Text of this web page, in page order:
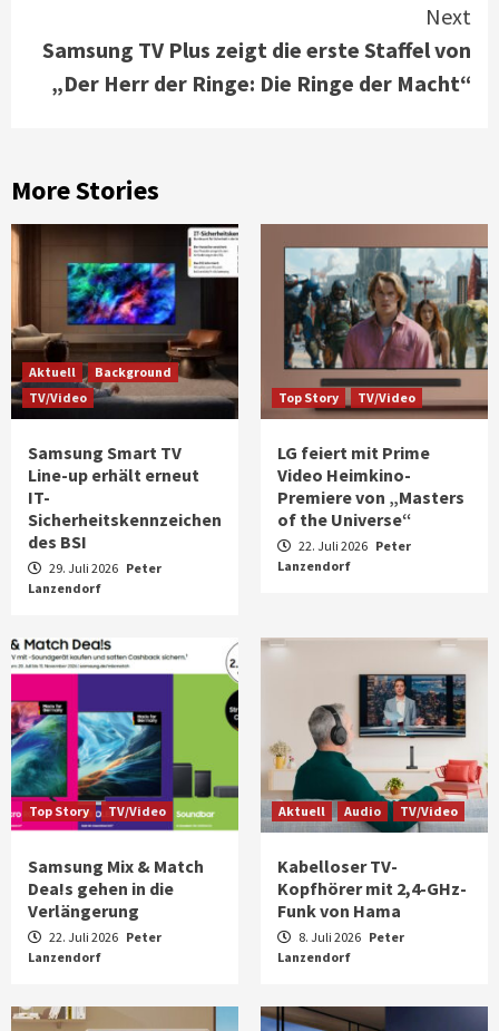
Next
Samsung TV Plus zeigt die erste Staffel von
„Der Herr der Ringe: Die Ringe der Macht“
More Stories
Aktuell
Background
TV/Video
Samsung Smart TV
Line-up erhält erneut
IT-
Sicherheitskennzeichen
des BSI
29. Juli 2026 Peter
Lanzendorf
Top Story TV/Video
LG feiert mit Prime
Video Heimkino-
Premiere von „Masters
of the Universe“
22. Juli 2026 Peter
Lanzendorf
Top Story TV/Video
Samsung Mix & Match
Dea!s gehen in die
Verlängerung
22. Juli 2026 Peter
Lanzendorf
Aktuell Audio TV/Video
Kabelloser TV-
Kopfhörer mit 2,4-GHz-
Funk von Hama
8. Juli 2026 Peter
Lanzendorf